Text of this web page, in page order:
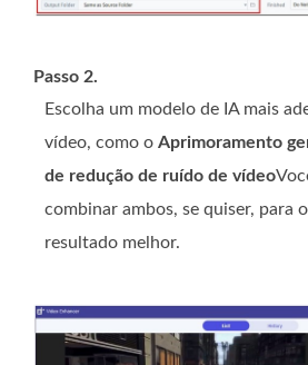
Passo 2.
Escolha um modelo de IA mais
vídeo, como o Aprimoramento
de redução de ruído de vídeo
combinar ambos, se quiser, para
resultado melhor.